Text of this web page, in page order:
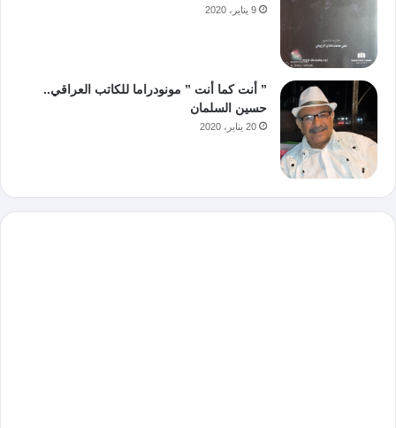
9 يناير، 2020
” أنت كما أنت ” مونودراما للكاتب العراقي..
حسين السلمان
20 يناير، 2020